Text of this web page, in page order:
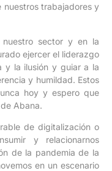
trabajadores y
sector y en la
ejercer el liderazgo
y la ilusión y guiar a la
y humildad. Estos
hoy y espero que
Abana.
de digitalización o
y relacionarnos
de la pandemia de la
en un escenario